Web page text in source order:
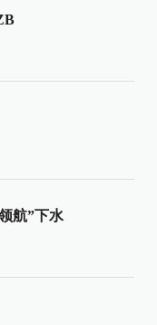
航”下水